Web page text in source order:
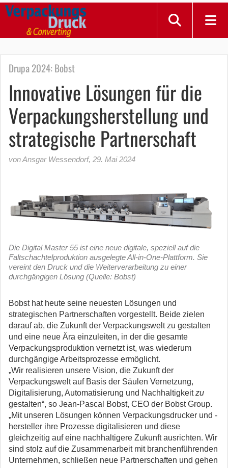
Drupa 2024: Bobst
Innovative Lösungen für die
Verpackungsherstellung und
strategische Partnerschaft
von Ansgar Wessendorf, 29. Mai 2024
Die Digital Master 55 ist eine neue digitale, speziell auf die
Faltschachtelproduktion ausgelegte All-in-One-Plattform. Sie
vereint den Druck und die Weiterverarbeitung zu einer
durchgängigen Lösung (Quelle: Bobst)
Bobst hat heute seine neuesten Lösungen und
strategischen Partnerschaften vorgestellt. Beide zielen
darauf ab, die Zukunft der Verpackungswelt zu gestalten
und eine neue Ära einzuleiten, in der die gesamte
Verpackungsproduktion vernetzt ist, was wiederum
durchgängige Arbeitsprozesse ermöglicht.
„Wir realisieren unsere Vision, die Zukunft der
Verpackungswelt auf Basis der Säulen Vernetzung,
Digitalisierung, Automatisierung und Nachhaltigkeitzu
gestalten“, so Jean-Pascal Bobst, CEO der Bobst Group.
„Mit unseren Lösungen können Verpackungsdrucker und -
hersteller ihre Prozesse digitalisieren und diese
gleichzeitig auf eine nachhaltigere Zukunft ausrichten. Wir
sind stolz auf die Zusammenarbeit mit branchenführenden
Unternehmen, schließen neue Partnerschaften und gehen